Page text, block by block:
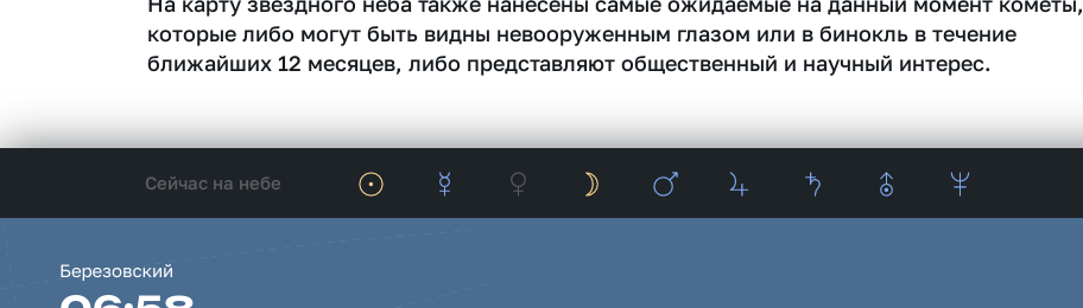
которые либо могут быть видны невооруженным глазом или в бинокль в течение
ближайших 12 месяцев, либо представляют общественный и научный интерес.
Сейчас на небе